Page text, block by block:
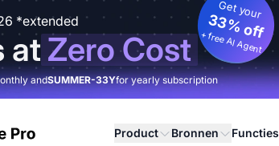
*extended
atZero Cost
Get your
33% off
+ free AI Agent
andSUMMER-33Yfor yearly subscription
Product Bronnen Functies